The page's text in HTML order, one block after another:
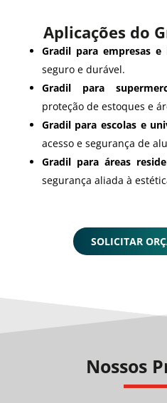
Aplicações do
Gradil para empresas e
seguro e durável.
Gradil para
proteção de estoques e
Gradil para escolas e
acesso e segurança de
Gradil para áreas
segurança aliada à
SOLICITAR
Nossos